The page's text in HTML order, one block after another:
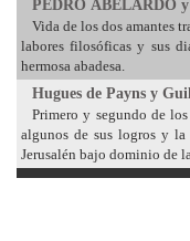
PEDRO ABELARDO
Vida de los dos amantes
labores filosóficas y sus
hermosa abadesa.
Hugues de Payns y
Primero y segundo de
algunos de sus logros y la
Jerusalén bajo dominio de